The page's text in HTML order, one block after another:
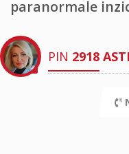
paranormale
PIN 2918